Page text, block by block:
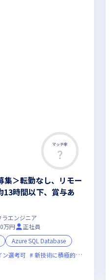
マッチ率
集＞転勤なし、リモー
13時間以下、賞与あ
エンジニア
万円
正社員
Azure SQL Database
ン選考可 新技術に積極的